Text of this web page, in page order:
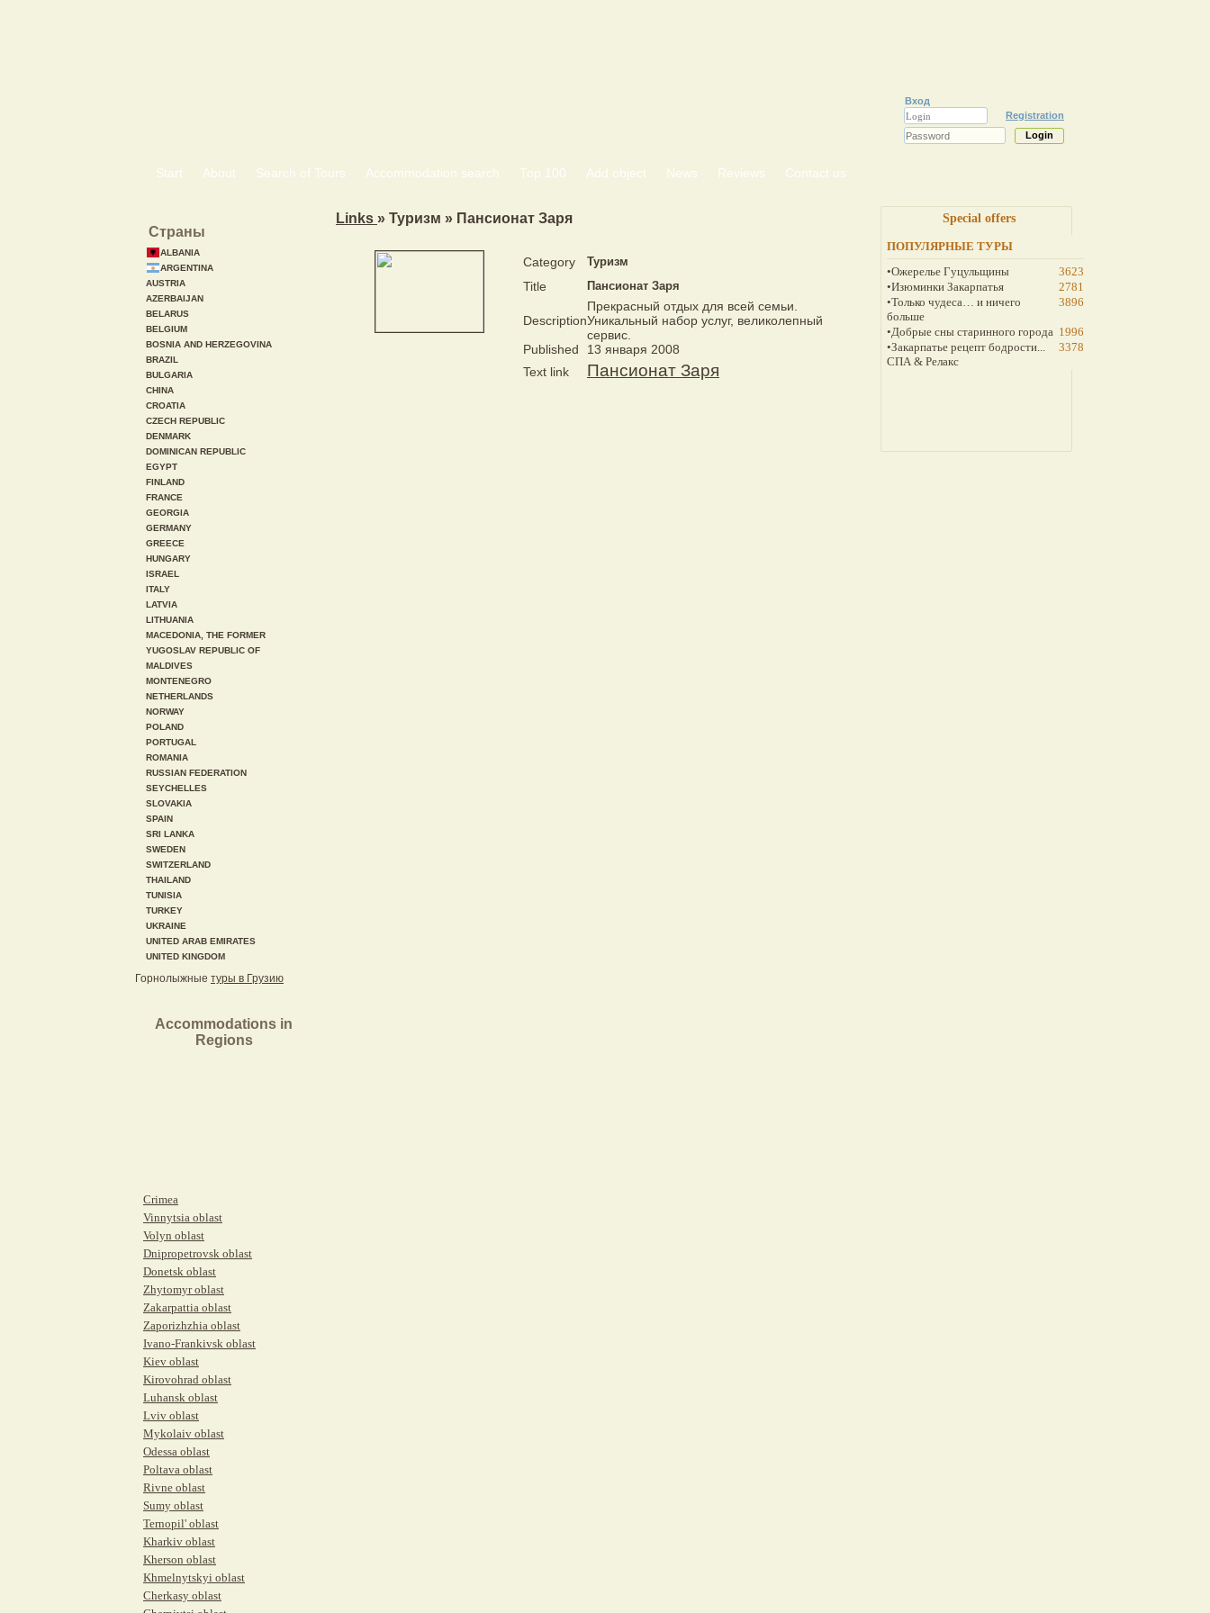
Вход
Registration
Start About Search of Tours Accommodation search Тоp 100 Add object News Reviews Contact us
Links » Туризм » Пансионат Заря
Category Туризм
Title Пансионат Заря
Description
Прекрасный отдых для всей семьи.
Уникальный набор услуг, великолепный
сервис.
Published
13 января 2008
Text link
Пансионат Заря
Страны
ALBANIA
ARGENTINA
AUSTRIA
AZERBAIJAN
BELARUS
BELGIUM
BOSNIA AND HERZEGOVINA
BRAZIL
BULGARIA
CHINA
CROATIA
CZECH REPUBLIC
DENMARK
DOMINICAN REPUBLIC
EGYPT
FINLAND
FRANCE
GEORGIA
GERMANY
GREECE
HUNGARY
ISRAEL
ITALY
LATVIA
LITHUANIA
MACEDONIA, THE FORMER
YUGOSLAV REPUBLIC OF
MALDIVES
MONTENEGRO
NETHERLANDS
NORWAY
POLAND
PORTUGAL
ROMANIA
RUSSIAN FEDERATION
SEYCHELLES
SLOVAKIA
SPAIN
SRI LANKA
SWEDEN
SWITZERLAND
THAILAND
TUNISIA
TURKEY
UKRAINE
UNITED ARAB EMIRATES
UNITED KINGDOM
Горнолыжные туры в Грузию
Accommodations in
Regions
Crimea
Vinnytsia oblast
Volyn oblast
Dnipropetrovsk oblast
Donetsk oblast
Zhytomyr oblast
Zakarpattia oblast
Zaporizhzhia oblast
Ivano-Frankivsk oblast
Kiev oblast
Kirovohrad oblast
Luhansk oblast
Lviv oblast
Mykolaiv oblast
Odessa oblast
Poltava oblast
Rivne oblast
Sumy oblast
Ternopil' oblast
Kharkiv oblast
Kherson oblast
Khmelnytskyi oblast
Cherkasy oblast
Special offers
ПОПУЛЯРНЫЕ ТУРЫ
•Ожерелье Гуцульщины
3623
•Изюминки Закарпатья
2781
•Только чудеса… и ничего
больше
3896
•Добрые сны старинного города 1996
•Закарпатье рецепт бодрости...
СПА & Релакс
3378